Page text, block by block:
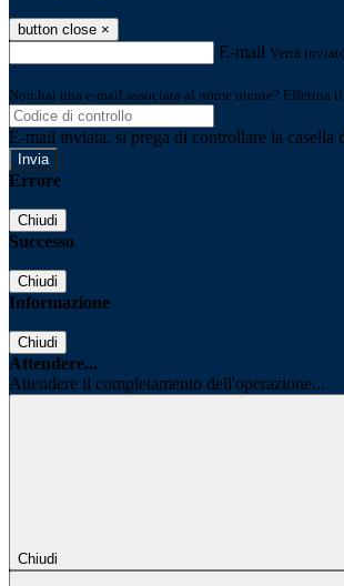
button close ×
E-mail Verrà
Non hai una e-mail associata al nome utente? Effettua
E-mail inviata, si prega di controllare la casella
Errore
Chiudi
Successo
Chiudi
Informazione
Chiudi
Attendere...
Attendere il completamento dell'operazione...
Chiudi